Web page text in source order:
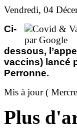
Vendredi, 04
Ci-
dessous,
vaccins) lancé
Perronne.
Mis à jour (
Plus